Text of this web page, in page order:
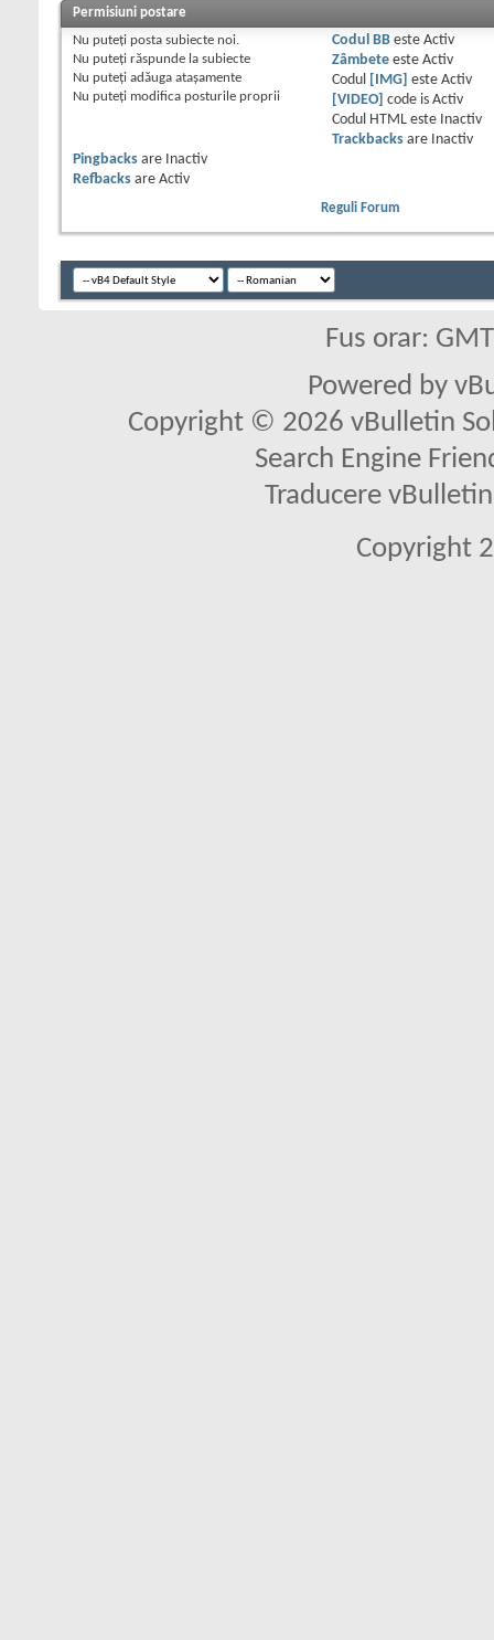
Permisiuni postare
Nu puteţi posta subiecte noi.
Nu puteţi răspunde la subiecte
Nu puteţi adăuga ataşamente
Nu puteţi modifica posturile proprii
Codul BBeste Activ
Zâmbeteeste Activ
Codul
[IMG] este Activ
[VIDEO]
code is Activ
Codul HTML este
Inactiv
Trackbacksare
Inactiv
Pingbacks are
Inactiv
Refbacks are Activ
Reguli Forum
Fus orar:
Powered by
Copyright © 2026 vBulletin
Search Engine
Traducere
Copyright